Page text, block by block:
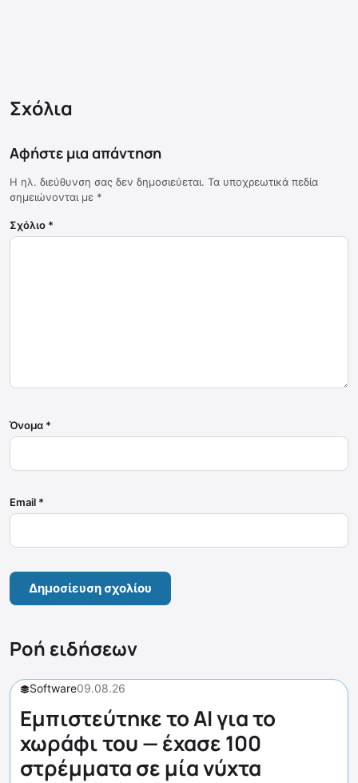
Σχόλια
Αφήστε μια απάντηση
Η ηλ. διεύθυνση σας δεν δημοσιεύεται. Τα υποχρεωτικά πεδία
σημειώνονται με *
Σχόλιο *
Όνομα *
Email *
Ροή ειδήσεων
Software09.08.26
Εμπιστεύτηκε το AI για το
χωράφι του — έχασε 100
στρέμματα σε μία νύχτα